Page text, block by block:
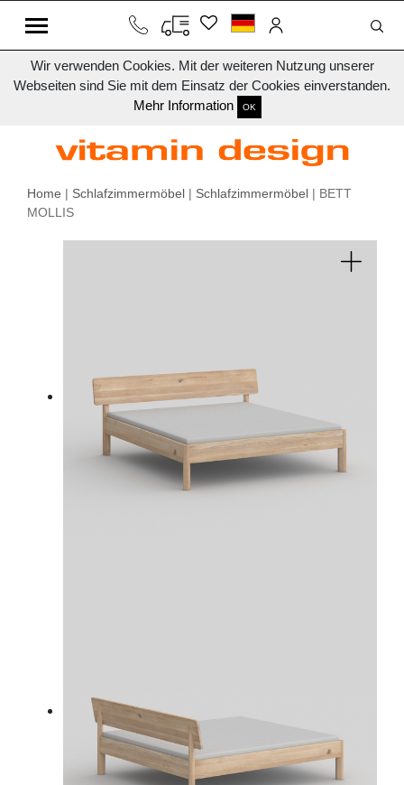
Wir verwenden Cookies. Mit der weiteren Nutzung unserer
Webseiten sind Sie mit dem Einsatz der Cookies einverstanden.
Mehr Information
OK
Home | Schlafzimmermöbel | Schlafzimmermöbel | BETT
MOLLIS